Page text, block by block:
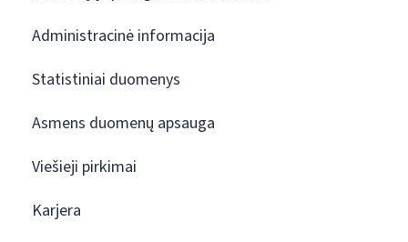
Administracinė informacija
Statistiniai duomenys
Asmens duomenų apsauga
Viešieji pirkimai
Karjera